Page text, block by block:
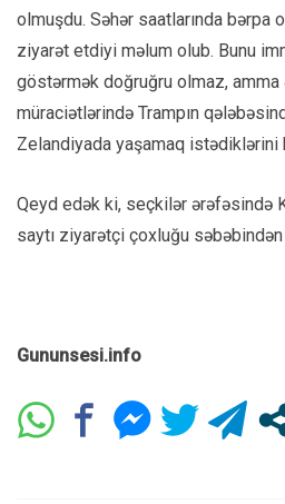
olmuşdu. Səhər saatlarında bərpa
ziyarət etdiyi məlum olub. Bunu
göstərmək doğruğru olmaz,
müraciətlərində Trampın
Zelandiyada yaşamaq istədiklərini
Qeyd edək ki, seçkilər ərəfəsində
saytı ziyarətçi çoxluğu
Gununsesi.info